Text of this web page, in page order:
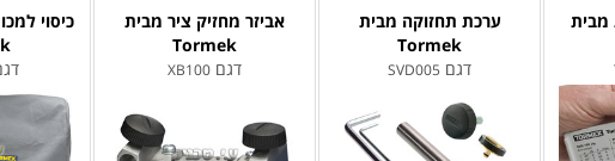
כיסוי
אביזר מחזיק ציר מבית
Tormek
דגםXB100
ערכת תחזוקה מבית
Tormek
דגם SVD005
מבית